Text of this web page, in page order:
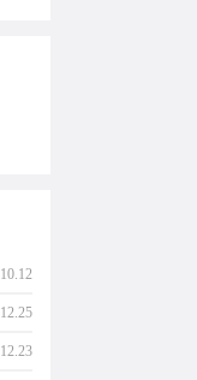
10.12
12.25
12.23